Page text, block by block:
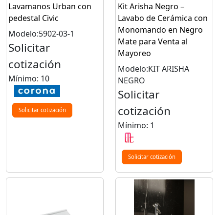
Lavamanos Urban con
pedestal Civic
Modelo:5902-03-1
Solicitar
cotización
Mínimo: 10
Solicitar cotización
Kit Arisha Negro –
Lavabo de Cerámica con
Monomando en Negro
Mate para Venta al
Mayoreo
Modelo:KIT ARISHA
NEGRO
Solicitar
cotización
Mínimo: 1
Solicitar cotización